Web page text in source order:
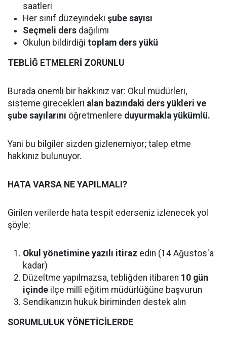
saatleri
Her sınıf düzeyindeki şube sayısı
Seçmeli ders dağılımı
Okulun bildirdiği toplam ders yükü
TEBLİĞ ETMELERİ ZORUNLU
Burada önemli bir hakkınız var: Okul müdürleri,
sisteme girecekleri alan bazındaki ders yükleri ve
şube sayılarını öğretmenlere duyurmakla yükümlü.
Yani bu bilgiler sizden gizlenemiyor; talep etme
hakkınız bulunuyor.
HATA VARSA NE YAPILMALI?
Girilen verilerde hata tespit ederseniz izlenecek yol
şöyle:
Okul yönetimine yazılı itiraz edin (14 Ağustos'a
kadar)
Düzeltme yapılmazsa, tebliğden itibaren 10 gün
içinde ilçe millî eğitim müdürlüğüne başvurun
Sendikanızın hukuk biriminden destek alın
SORUMLULUK YÖNETİCİLERDE